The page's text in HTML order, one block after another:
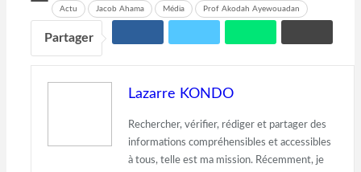
Actu Jacob Ahama Média Prof Akodah Ayewouadan
Partager
Lazarre KONDO
Rechercher, vérifier, rédiger et partager des
informations compréhensibles et accessibles
à tous, telle est ma mission. Récemment, je